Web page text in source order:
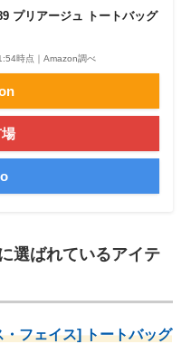
プリアージュ トートバッグ
時点｜Amazon調べ
選ばれているアイテ
フェイス] トートバッグ